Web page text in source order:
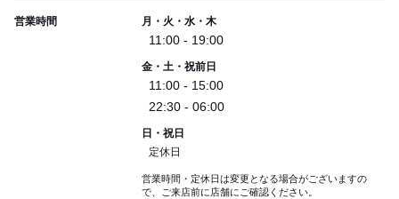
営業時間 月・火・水・木
11:00 - 19:00
金・土・祝前日
11:00 - 15:00
22:30 - 06:00
日・祝日
定休日
営業時間・定休日は変更となる場合がございますの
で、ご来店前に店舗にご確認ください。